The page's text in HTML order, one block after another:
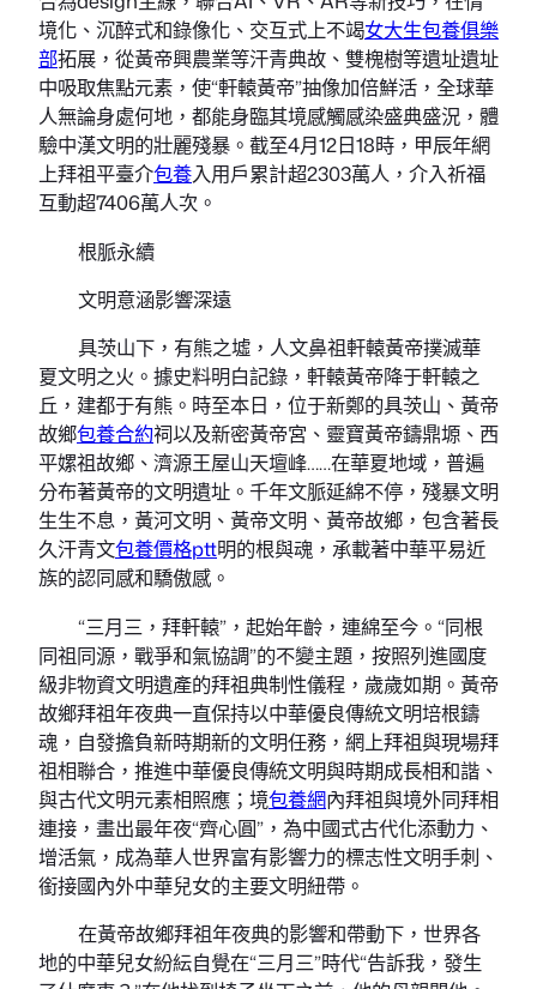
境化、沉醉式和錄像化、交互式上不竭女大生包養俱樂
部拓展，從黃帝興農業等汗青典故、雙槐樹等遺址遺址
中吸取焦點元素，使“軒轅黃帝”抽像加倍鮮活，全球華
人無論身處何地，都能身臨其境感觸感染盛典盛況，體
驗中漢文明的壯麗殘暴。截至4月12日18時，甲辰年網
上拜祖平臺介包養入用戶累計超2303萬人，介入祈福
互動超7406萬人次。
根脈永續
文明意涵影響深遠
具茨山下，有熊之墟，人文鼻祖軒轅黃帝撲滅華
夏文明之火。據史料明白記錄，軒轅黃帝降于軒轅之
丘，建都于有熊。時至本日，位于新鄭的具茨山、黃帝
故鄉包養合約祠以及新密黃帝宮、靈寶黃帝鑄鼎塬、西
平嫘祖故鄉、濟源王屋山天壇峰……在華夏地域，普遍
分布著黃帝的文明遺址。千年文脈延綿不停，殘暴文明
生生不息，黃河文明、黃帝文明、黃帝故鄉，包含著長
久汗青文包養價格ptt明的根與魂，承載著中華平易近
族的認同感和驕傲感。
“三月三，拜軒轅”，起始年齡，連綿至今。“同根
同祖同源，戰爭和氣協調”的不變主題，按照列進國度
級非物資文明遺產的拜祖典制性儀程，歲歲如期。黃帝
故鄉拜祖年夜典一直保持以中華優良傳統文明培根鑄
魂，自發擔負新時期新的文明任務，網上拜祖與現場拜
祖相聯合，推進中華優良傳統文明與時期成長相和諧、
與古代文明元素相照應；境包養網內拜祖與境外同拜相
連接，畫出最年夜“齊心圓”，為中國式古代化添動力、
增活氣，成為華人世界富有影響力的標志性文明手刺、
銜接國內外中華兒女的主要文明紐帶。
在黃帝故鄉拜祖年夜典的影響和帶動下，世界各
地的中華兒女紛紜自覺在“三月三”時代“告訴我，發生